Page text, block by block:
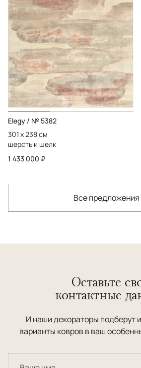
Elegy / № 5382
301 x 238 см
шерсть и шелк
1 433 000 ₽
Все
Оставьте
контактные
И наши декораторы подберут
варианты ковров в ваш